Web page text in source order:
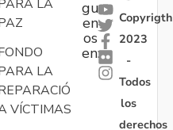
LA
LA
VÍCTIMAS
gu
en
os
en:
Copyrigth
2023
-
Todos
los
derechos